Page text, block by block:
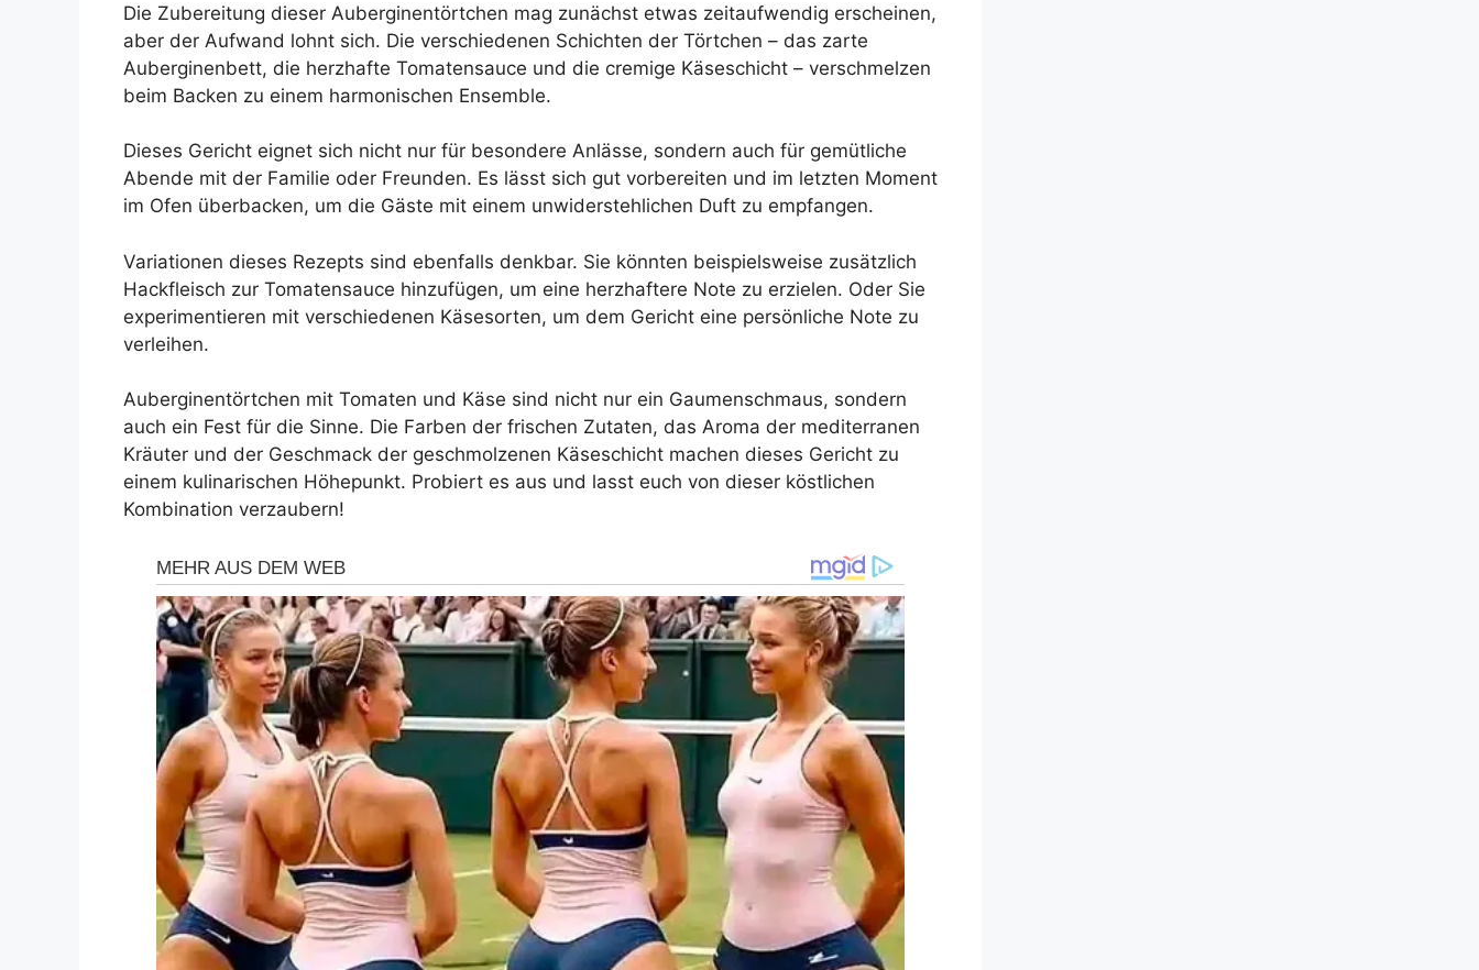
Die Zubereitung dieser Auberginentörtchen mag zunächst etwas zeitaufwendig erscheinen,
aber der Aufwand lohnt sich. Die verschiedenen Schichten der Törtchen – das zarte
Auberginenbett, die herzhafte Tomatensauce und die cremige Käseschicht – verschmelzen
beim Backen zu einem harmonischen Ensemble.
Dieses Gericht eignet sich nicht nur für besondere Anlässe, sondern auch für gemütliche
Abende mit der Familie oder Freunden. Es lässt sich gut vorbereiten und im letzten Moment
im Ofen überbacken, um die Gäste mit einem unwiderstehlichen Duft zu empfangen.
Variationen dieses Rezepts sind ebenfalls denkbar. Sie könnten beispielsweise zusätzlich
Hackfleisch zur Tomatensauce hinzufügen, um eine herzhaftere Note zu erzielen. Oder Sie
experimentieren mit verschiedenen Käsesorten, um dem Gericht eine persönliche Note zu
verleihen.
Auberginentörtchen mit Tomaten und Käse sind nicht nur ein Gaumenschmaus, sondern
auch ein Fest für die Sinne. Die Farben der frischen Zutaten, das Aroma der mediterranen
Kräuter und der Geschmack der geschmolzenen Käseschicht machen dieses Gericht zu
einem kulinarischen Höhepunkt. Probiert es aus und lasst euch von dieser köstlichen
Kombination verzaubern!